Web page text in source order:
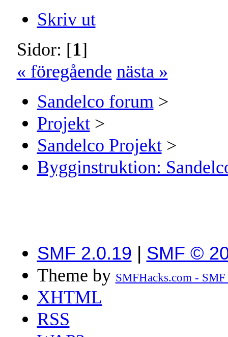
Skriv ut
Sidor: [1]
« föregående nästa »
Sandelco forum >
Projekt>
Sandelco Projekt>
Bygginstruktion:
SMF 2.0.19 | SMF ©
Theme by SMFHacks.com -
XHTML
RSS